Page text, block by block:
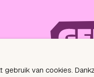
gebruik van cookies.